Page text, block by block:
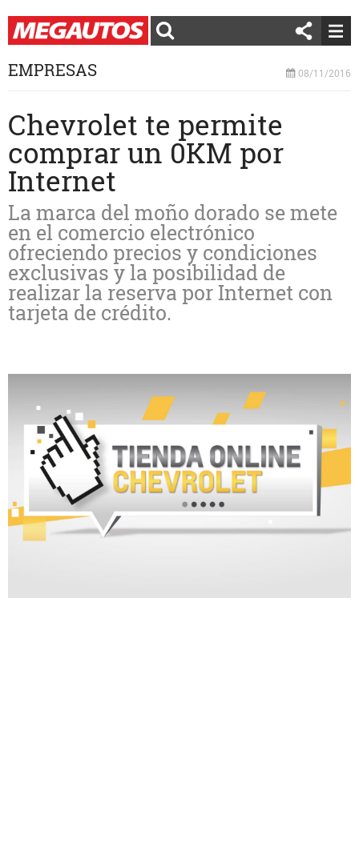
EMPRESAS 08/11/2016
Chevrolet te permite
comprar un 0KM por
Internet
La marca del moño dorado se mete
en el comercio electrónico
ofreciendo precios y condiciones
exclusivas y la posibilidad de
realizar la reserva por Internet con
tarjeta de crédito.